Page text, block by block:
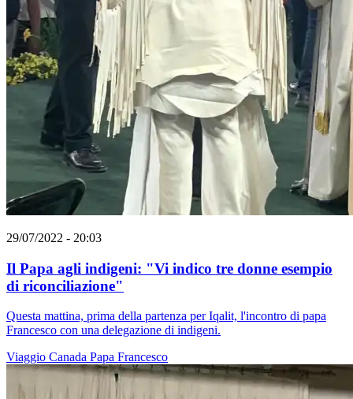
29/07/2022 - 20:03
Il Papa agli indigeni: "Vi indico tre donne esempio
di riconciliazione"
Questa mattina, prima della partenza per Iqalit, l'incontro di papa
Francesco con una delegazione di indigeni.
Viaggio Canada Papa Francesco